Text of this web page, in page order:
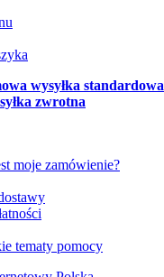
wysyłka standardowa
zwrotna
moje zamówienie?
tematy pomocy